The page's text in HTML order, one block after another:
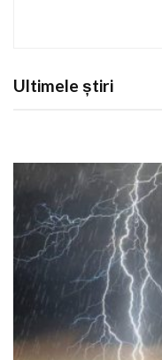
Ultimele știri